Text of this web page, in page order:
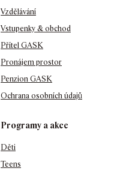
Vzdělávání
Vstupenky & obchod
Přítel GASK
Pronájem prostor
Penzion GASK
Ochrana osobních údajů
Programy a akce
Děti
Teens